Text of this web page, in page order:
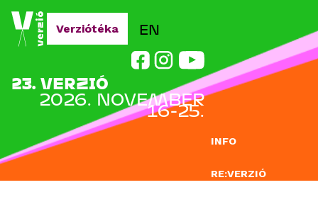
Jump to navigation
INFO
RE:VERZIÓ
EN
23. VERZIÓ
2026. NOVEMBER
16-25.
Verziótéka